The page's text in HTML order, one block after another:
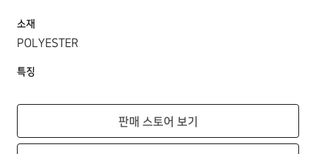
소재
POLYESTER
특징
판매 스토어 보기